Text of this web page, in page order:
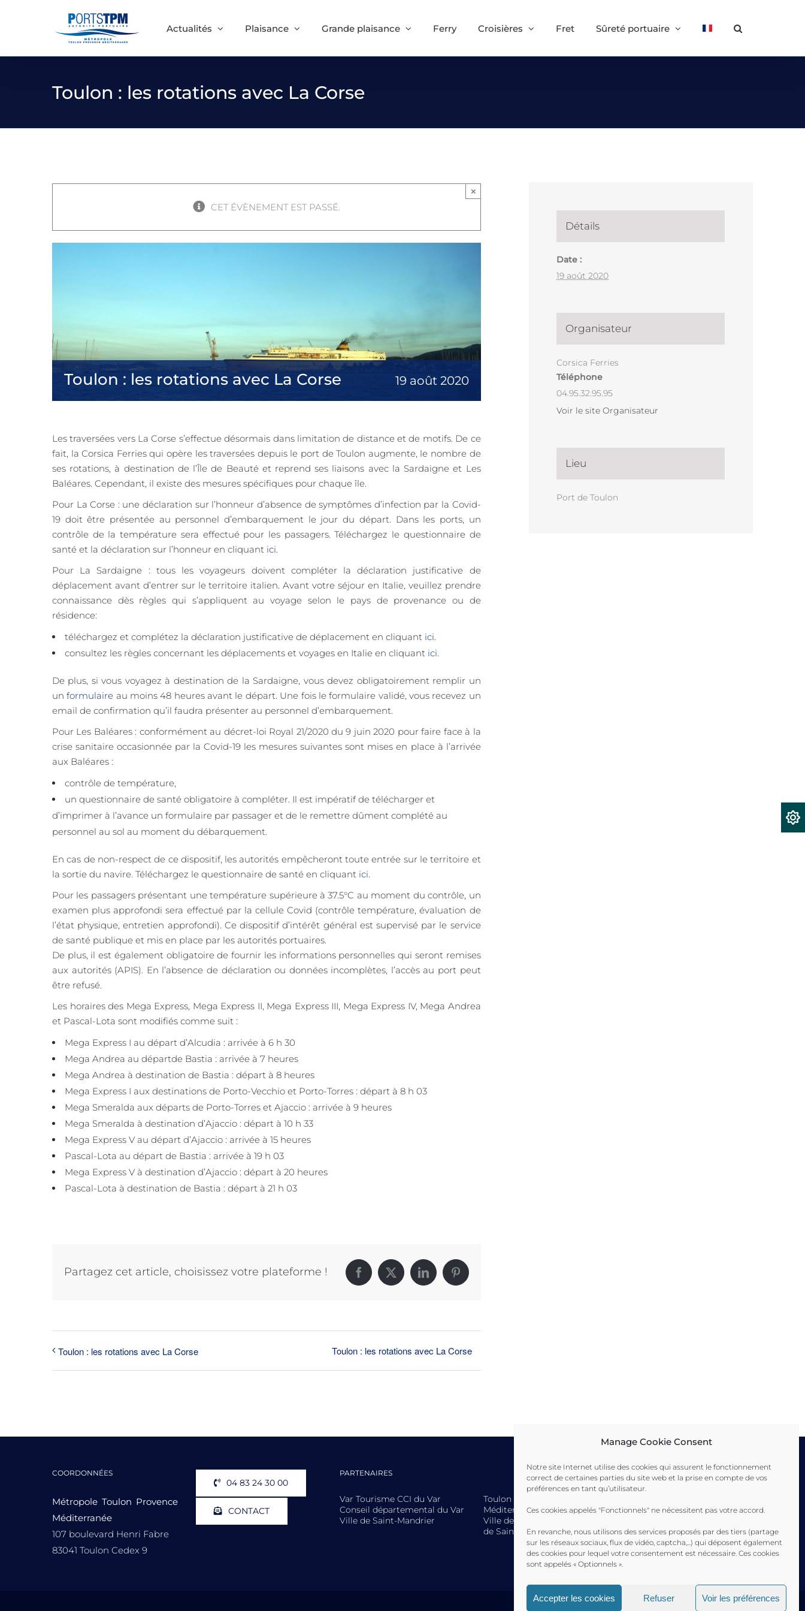
Manage Cookie Consent
Notre site Internet utilise des cookies qui assurent le fonctionnement
correct de certaines parties du site web et la prise en compte de vos
préférences en tant qu’utilisateur.
Ces cookies appelés "Fonctionnels" ne nécessitent pas votre accord.
En revanche, nous utilisons des services proposés par des tiers (partage
sur les réseaux sociaux, flux de vidéo, captcha,...) qui déposent également
des cookies pour lequel votre consentement est nécessaire. Ces cookies
sont appelés « Optionnels ».
Accepter les cookies Refuser Voir les préférences
Actualités Plaisance Grande plaisance Ferry Croisières Fret Sûreté portuaire
Toulon : les rotations avec La Corse
CET ÉVÈNEMENT EST PASSÉ.
×
Toulon : les rotations avec La Corse 19 août 2020
Les traversées vers La Corse s’effectue désormais dans limitation de distance et de motifs. De ce
fait, la Corsica Ferries qui opère les traversées depuis le port de Toulon augmente, le nombre de
ses rotations, à destination de l’Île de Beauté et reprend ses liaisons avec la Sardaigne et Les
Baléares. Cependant, il existe des mesures spécifiques pour chaque île.
Pour La Corse : une déclaration sur l’honneur d’absence de symptômes d’infection par la Covid-
19 doit être présentée au personnel d’embarquement le jour du départ. Dans les ports, un
contrôle de la température sera effectué pour les passagers. Téléchargez le questionnaire de
santé et la déclaration sur l’honneur en cliquant ici.
Pour La Sardaigne : tous les voyageurs doivent compléter la déclaration justificative de
déplacement avant d’entrer sur le territoire italien. Avant votre séjour en Italie, veuillez prendre
connaissance dès règles qui s’appliquent au voyage selon le pays de provenance ou de
résidence:
téléchargez et complétez la déclaration justificative de déplacement en cliquant ici.
consultez les règles concernant les déplacements et voyages en Italie en cliquant ici.
De plus, si vous voyagez à destination de la Sardaigne, vous devez obligatoirement remplir un
unformulaire au moins 48 heures avant le départ. Une fois le formulaire validé, vous recevez un
email de confirmation qu’il faudra présenter au personnel d’embarquement.
Pour Les Baléares : conformément au décret-loi Royal 21/2020 du 9 juin 2020 pour faire face à la
crise sanitaire occasionnée par la Covid-19 les mesures suivantes sont mises en place à l’arrivée
aux Baléares :
contrôle de température,
un questionnaire de santé obligatoire à compléter. Il est impératif de télécharger et
d’imprimer à l’avance un formulaire par passager et de le remettre dûment complété au
personnel au sol au moment du débarquement.
En cas de non-respect de ce dispositif, les autorités empêcheront toute entrée sur le territoire et
la sortie du navire. Téléchargez le questionnaire de santé en cliquant ici.
Pour les passagers présentant une température supérieure à 37.5°C au moment du contrôle, un
examen plus approfondi sera effectué par la cellule Covid (contrôle température, évaluation de
l’état physique, entretien approfondi). Ce dispositif d’intérêt général est supervisé par le service
de santé publique et mis en place par les autorités portuaires.
De plus, il est également obligatoire de fournir les informations personnelles qui seront remises
aux autorités (APIS). En l’absence de déclaration ou données incomplètes, l’accès au port peut
être refusé.
Les horaires des Mega Express, Mega Express II, Mega Express III, Mega Express IV, Mega Andrea
et Pascal-Lota sont modifiés comme suit :
Mega Express I au départ d’Alcudia : arrivée à 6 h 30
Mega Andrea au départde Bastia : arrivée à 7 heures
Mega Andrea à destination de Bastia : départ à 8 heures
Mega Express I aux destinations de Porto-Vecchio et Porto-Torres : départ à 8 h 03
Mega Smeralda aux départs de Porto-Torres et Ajaccio : arrivée à 9 heures
Mega Smeralda à destination d’Ajaccio : départ à 10 h 33
Mega Express V au départ d’Ajaccio : arrivée à 15 heures
Pascal-Lota au départ de Bastia : arrivée à 19 h 03
Mega Express V à destination d’Ajaccio : départ à 20 heures
Pascal-Lota à destination de Bastia : départ à 21 h 03
Partagez cet article, choisissez votre plateforme ! Facebook
X LinkedInPinterest
Toulon : les rotations avec La Corse Toulon : les rotations avec La Corse
Détails
Date :
19 août 2020
Organisateur
Corsica Ferries
Téléphone
04.95.32.95.95
Voir le site Organisateur
Lieu
Port de Toulon
COORDONNÉES
Métropole Toulon Provence
Méditerranée
107 boulevard Henri Fabre
83041 Toulon Cedex 9
04 83 24 30 00
CONTACT
PARTENAIRES
Var Tourisme CCI du Var
Conseil départemental du Var
Ville de Saint-Mandrier
Toulon Provence
Méditerranée Ville de Toulon
Ville de La Seyne-sur-Mer Ville
de Saint-Mandrier